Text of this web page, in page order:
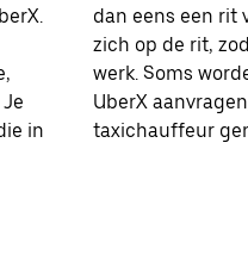
in
dan eens een rit
zich op de rit,
werk. Soms
UberX
taxichauffeur